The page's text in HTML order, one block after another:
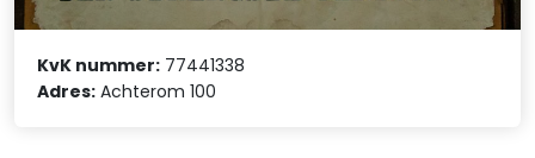
KvK nummer: 77441338
Adres: Achterom 100